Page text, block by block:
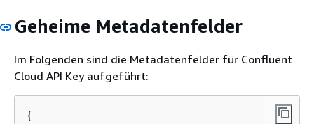
Geheime Metadatenfelder
Im Folgenden sind die Metadatenfelder für Confluent
Cloud API Key aufgeführt:
{